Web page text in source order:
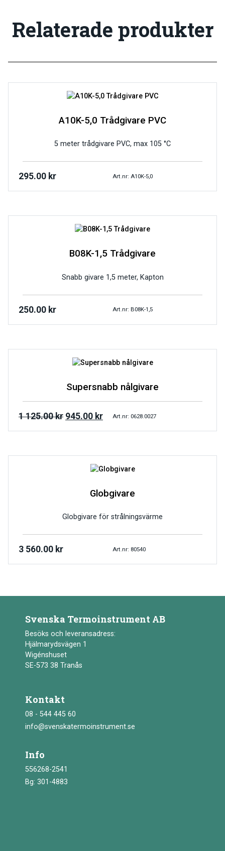
Relaterade produkter
A10K-5,0 Trådgivare PVC
5 meter trådgivare PVC, max 105 °C
295.00 kr Art.nr: A10K-5,0
B08K-1,5 Trådgivare
Snabb givare 1,5 meter, Kapton
250.00 kr Art.nr: B08K-1,5
Supersnabb nålgivare
1 125.00kr 945.00 kr Art.nr: 0628.0027
Globgivare
Globgivare för strålningsvärme
3 560.00 kr Art.nr: 80540
Svenska Termoinstrument AB
Besöks och leveransadress:
Hjälmarydsvägen 1
Wigénshuset
SE-573 38 Tranås
Kontakt
08 - 544 445 60
info@svenskatermoinstrument.se
Info
556268-2541
Bg: 301-4883